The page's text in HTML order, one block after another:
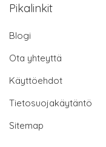
Pikalinkit
Blogi
Ota yhteyttä
Käyttöehdot
Tietosuojakäytäntö
Sitemap